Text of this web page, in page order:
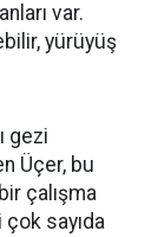
var.
yürüyüş
gezi
Üçer, bu
çalışma
çok sayıda